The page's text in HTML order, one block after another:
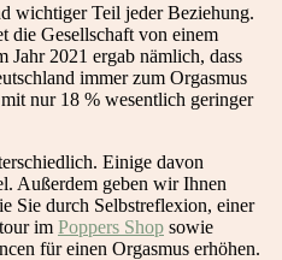
wichtiger Teil jeder Beziehung.
die Gesellschaft von einem
Jahr 2021 ergab nämlich, dass
immer zum Orgasmus
nur 18 % wesentlich geringer
Einige davon
Außerdem geben wir Ihnen
Sie durch Selbstreflexion, einer
im Poppers Shop sowie
für einen Orgasmus erhöhen.